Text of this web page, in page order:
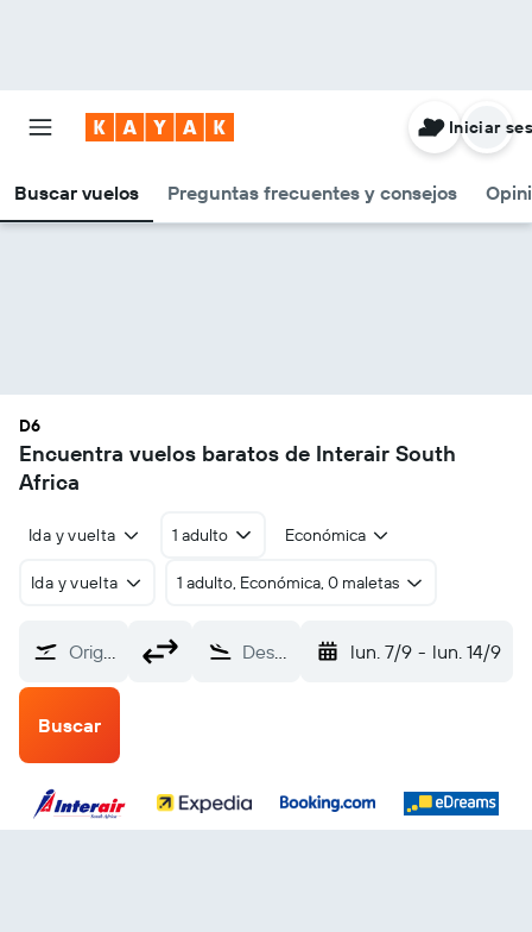
Buscar vuelos Preguntas frecuentes y consejos
Iniciar
D6
Encuentra vuelos baratos de Interair South
Africa
Ida y vuelta 1 adulto Económica
Ida y vuelta 1 adulto, Económica, 0 maletas
Origen Destino lun. 7/9 - lun. 14/9
Buscar